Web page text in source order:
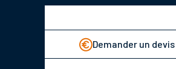
Demander un devis